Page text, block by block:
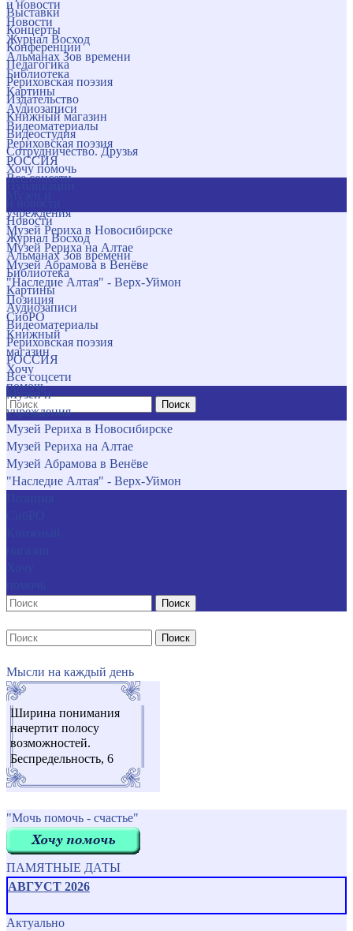
и новости
Новости
Журнал Восход
Альманах Зов времени
Библиотека
Картины
Аудиозаписи
Видеоматериалы
Рериховская поэзия
РОССИЯ
Все соцсети
учреждения
Музей Рериха в Новосибирске
Музей Рериха на Алтае
Музей Абрамова в Венёве
"Наследие Алтая" - Верх-Уймон
Позиция
СибРО
Книжный
магазин
Хочу
помочь
Поиск
Выставки
Концерты
Конференции
Педагогика
Рериховская поэзия
Издательство
Книжный магазин
Видеостудия
Сотрудничество. Друзья
Хочу помочь
Новости
Журнал Восход
Альманах Зов времени
Библиотека
Картины
Аудиозаписи
Видеоматериалы
Рериховская поэзия
РОССИЯ
Все соцсети
Музеи и
учреждения
Музей Рериха в Новосибирске
Музей Рериха на Алтае
Музей Абрамова в Венёве
"Наследие Алтая" - Верх-Уймон
Поиск
Поиск
Мысли на каждый день
Ширина понимания
начертит полосу
возможностей.
Беспредельность, 6
"Мочь помочь - счастье"
ПАМЯТНЫЕ ДАТЫ
АВГУСТ 2026
Актуально